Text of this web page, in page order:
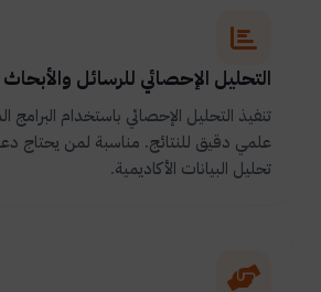
التحليل الإحصائي للرسائل والأبحاث
تنفيذ التحليل الإحصائي باستخدام
علمي دقيق للنتائج. مناسبة لمن يحتاج
تحليل البيانات الأكاديمية.